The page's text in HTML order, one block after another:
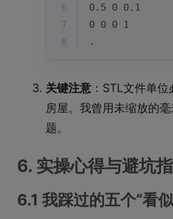
6
0.5 0 0.1
7
0 0 0 1
8
.
关键注意 ：STL文件单位
房屋。我曾用未缩放的
题。
6. 实操心得与避坑
6.1 我踩过的五个“看